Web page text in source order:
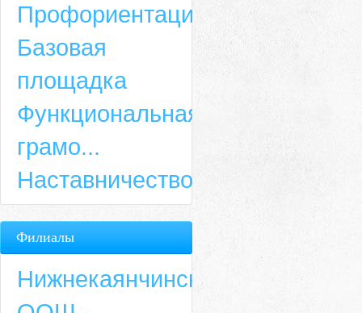
Профориентация
Базовая
площадка
Функциональная
грамо...
Наставничество
Филиалы
Нижнекаянчинская